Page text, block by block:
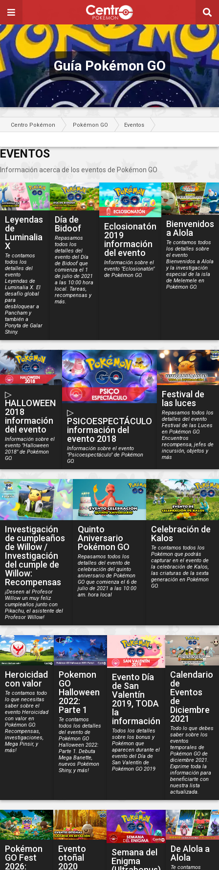
Guía Pokémon GO
Centro Pokémon Pokémon GO Eventos
EVENTOS
Información acerca de los eventos de Pokémon GO
Leyendas
de
Luminalia
X
Te contamos
todos los
detalles del
evento
Leyendas de
Luminalia X. El
desafío global
para
desbloquear a
Pancham y
también a
Ponyta de Galar
Shiny.
Día de
Bidoof
Repasamos
todos los
detalles del
evento del Día
de Bidoof que
comienza el 1
de julio de 2021
a las 10:00 hora
local. Tareas,
recompensas y
más.
Eclosionatón
2019
información
del evento
Información sobre el
evento "Eclosionatón"
de Pokémon GO.
Bienvenidos
a Alola
Te contamos todos
los detalles sobre
el evento
Bienvenidos a Alola
y la investigación
especial de la isla
de Melemele en
Pokémon GO.
▷
HALLOWEEN
2018
información
del evento
Información sobre el
evento "Halloween
2018" de Pokémon
GO.
▷
PSICOESPECTÁCULO
información del
evento 2018
Información sobre el evento
"Psicoespectáculo" de Pokémon
GO.
Festival de
las luces
Repasamos todos los
detalles del evento
Festival de las Luces
en Pokémon GO.
Encuentros
recompensa, jefes de
incursión, objetos y
más
Investigación
de cumpleaños
de Willow /
Investigación
del cumple de
Willow:
Recompensas
¡Deseen al Profesor
Willow un muy feliz
cumpleaños junto con
Pikachu, el asistente del
Profesor Willow!
Quinto
Aniversario
Pokémon GO
Repasamos todos los
detalles del evento de
celebración del quinto
aniversario de Pokémon
GO que comienza el 6 de
julio de 2021 a las 10:00
am. hora local
Celebración de
Kalos
Te contamos todos los
Pokémon que podrás
capturar en el evento de
la celebración de Kalos,
las criaturas de la sexta
generación en Pokémon
GO.
Heroicidad
con valor
Te contamos todo
lo que necesitas
saber sobre el
evento Heroicidad
con valor en
Pokémon GO.
Recompensas,
investigaciones,
Mega Pinsir, y
más!
Pokemon
GO
Halloween
2022:
Parte 1
Te contamos
todos los detalles
del evento de
Pokémon GO
Halloween 2022:
Parte 1. Debuta
Mega Banette,
nuevos Pokémon
Shiny, y más!
Evento Día
de San
Valentín
2019, TODA
la
información
Todos los detalles
sobre los bonus y
Pokémon que
aparecen durante el
evento del Día de
San Valentín de
Pokémon GO 2019
Calendario
de
Eventos
de
Diciembre
2021
Todo lo que debes
saber sobre los
eventos
temporales de
Pokémon GO de
diciembre 2021.
Exprime toda la
información para
beneficiarte con
nuestra lista
actualizada.
Pokémon
GO Fest
2026:
Evento
otoñal
2020
Semana del
Enigma
De Alola a
Alola
Te contamos